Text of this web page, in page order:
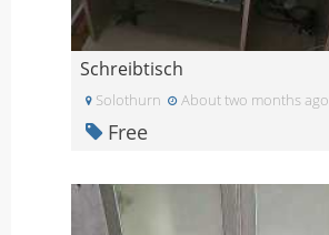
Schreibtisch
Solothurn About two months ago
Free